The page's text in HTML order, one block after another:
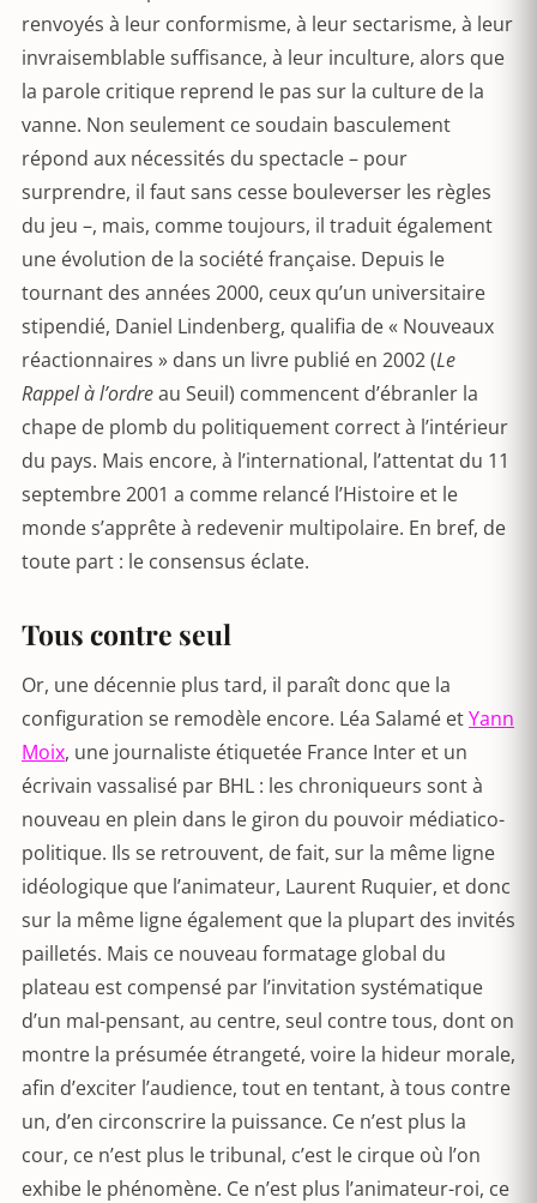
renvoyés à leur conformisme, à leur sectarisme, à leur
invraisemblable suffisance, à leur inculture, alors que
la parole critique reprend le pas sur la culture de la
vanne. Non seulement ce soudain basculement
répond aux nécessités du spectacle – pour
surprendre, il faut sans cesse bouleverser les règles
du jeu –, mais, comme toujours, il traduit également
une évolution de la société française. Depuis le
tournant des années 2000, ceux qu’un universitaire
stipendié, Daniel Lindenberg, qualifia de « Nouveaux
réactionnaires » dans un livre publié en 2002 (Le
Rappel à l’ordreau Seuil) commencent d’ébranler la
chape de plomb du politiquement correct à l’intérieur
du pays. Mais encore, à l’international, l’attentat du 11
septembre 2001 a comme relancé l’Histoire et le
monde s’apprête à redevenir multipolaire. En bref, de
toute part : le consensus éclate.
Tous contre seul
Or, une décennie plus tard, il paraît donc que la
configuration se remodèle encore. Léa Salamé etYann
Moix, une journaliste étiquetée France Inter et un
écrivain vassalisé par BHL : les chroniqueurs sont à
nouveau en plein dans le giron du pouvoir médiatico-
politique. Ils se retrouvent, de fait, sur la même ligne
idéologique que l’animateur, Laurent Ruquier, et donc
sur la même ligne également que la plupart des invités
pailletés. Mais ce nouveau formatage global du
plateau est compensé par l’invitation systématique
d’un mal-pensant, au centre, seul contre tous, dont on
montre la présumée étrangeté, voire la hideur morale,
afin d’exciter l’audience, tout en tentant, à tous contre
un, d’en circonscrire la puissance. Ce n’est plus la
cour, ce n’est plus le tribunal, c’est le cirque où l’on
exhibe le phénomène. Ce n’est plus l’animateur-roi, ce